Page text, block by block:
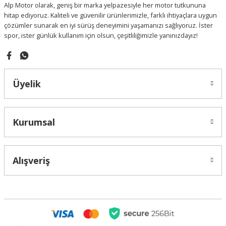
Bu ürüne benzer farklı alternatifler olmalı.
Gönder
Alp Motor olarak, geniş bir marka yelpazesiyle her motor tutkununa
hitap ediyoruz. Kaliteli ve güvenilir ürünlerimizle, farklı ihtiyaçlara uygun
çözümler sunarak en iyi sürüş deneyimini yaşamanızı sağlıyoruz. İster
spor, ister günlük kullanım için olsun, çeşitliliğimizle yanınızdayız!
Üyelik
Kurumsal
Alışveriş